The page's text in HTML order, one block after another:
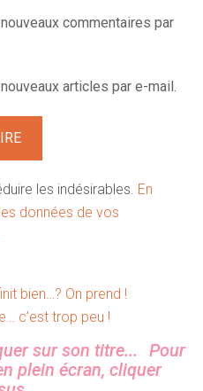
commentaires par
articles par e-mail.
les indésirables. En
données de vos
bien…? On prend !
c’est trop peu !
sur son titre...
Pour
plein écran, cliquer